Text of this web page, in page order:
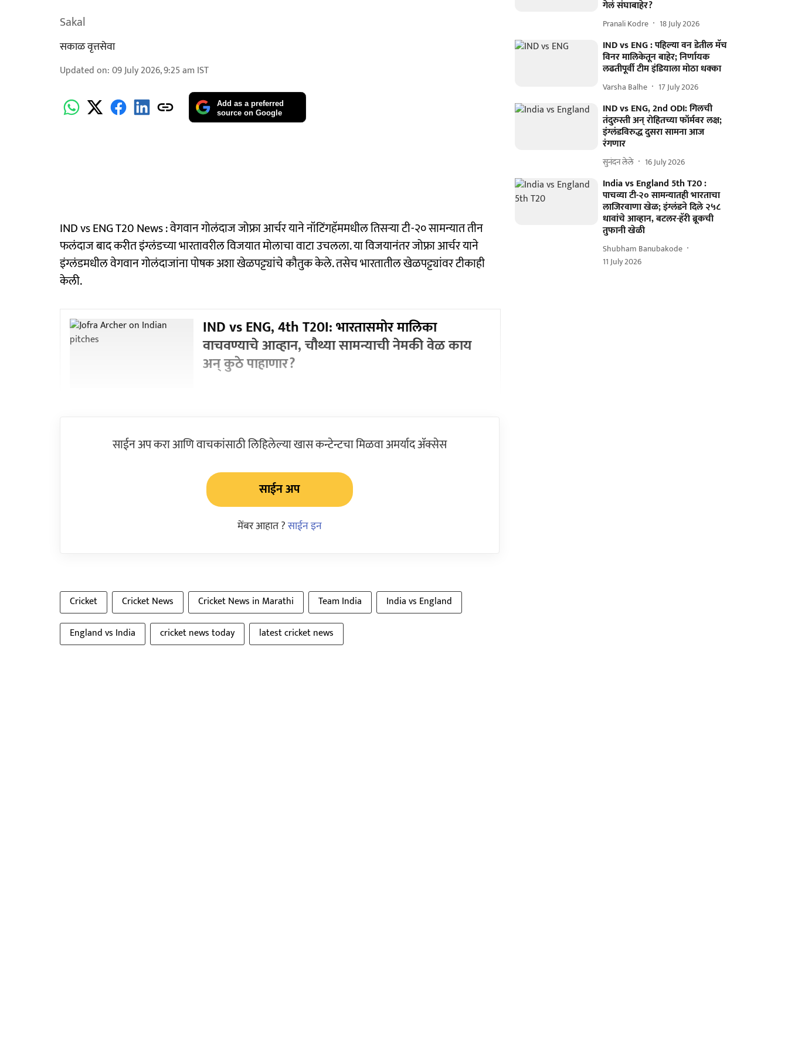
Sakal
सकाळ वृत्तसेवा
Updated on:09 July 2026, 9:25 am IST
Add as a preferred
source on Google
IND vs ENG T20 News : वेगवान गोलंदाज जोफ्रा आर्चर याने नॉटिंगहॅममधील तिसऱ्या टी-२० सामन्यात तीन
फलंदाज बाद करीत इंग्लंडच्या भारतावरील विजयात मोलाचा वाटा उचलला. या विजयानंतर जोफ्रा आर्चर याने
इंग्लंडमधील वेगवान गोलंदाजांना पोषक अशा खेळपट्ट्यांचे कौतुक केले. तसेच भारतातील खेळपट्ट्यांवर टीकाही
केली.
IND vs ENG, 4th T20I: भारतासमोर मालिका
वाचवण्याचे आव्हान, चौथ्या सामन्याची नेमकी वेळ काय
अन् कुठे पाहाणार?
साईन अप करा आणि वाचकांसाठी लिहिलेल्या खास कन्टेन्टचा मिळवा अमर्याद ॲक्सेस
साईन अप
मेंबर आहात ?साईन इन
Cricket Cricket News Cricket News in Marathi Team India
India vs England
England vs India
cricket news today latest cricket news
गेलं संघाबाहेर?
Pranali Kodre 18 July 2026
IND vs ENG : पहिल्या वन डेतील मॅच
विनर मालिकेतून बाहेर; निर्णायक
लढतीपूर्वी टीम इंडियाला मोठा धक्का
Varsha Balhe 17 July 2026
IND vs ENG, 2nd ODI: गिलची
तंदुरुस्ती अन् रोहितच्या फॉर्मवर लक्ष;
इंग्लंडविरुद्ध दुसरा सामना आज
रंगणार
सुनंदन लेले 16 July 2026
India vs England 5th T20 :
पाचव्या टी-२० सामन्यातही भारताचा
लाजिरवाणा खेळ; इंग्लंडने दिले २५८
धावांचे आव्हान, बटलर-हॅरी ब्रूकची
तुफानी खेळी
Shubham Banubakode
11 July 2026